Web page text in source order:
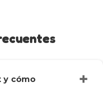
y cómo
+